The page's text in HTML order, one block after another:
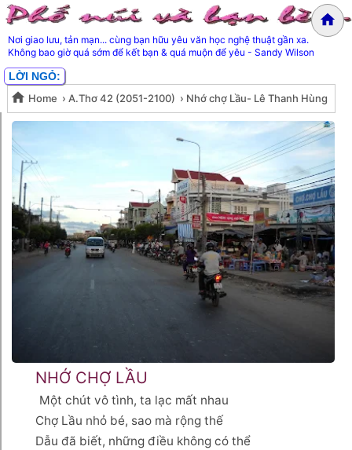
Nơi giao lưu, tản mạn... cùng bạn hữu yêu văn học nghệ thuật gần xa.
Không bao giờ quá sớm để kết bạn & quá muộn để yêu - Sandy Wilson
LỜI NGỎ:
Home › A.Thơ 42 (2051-2100) › Nhớ chợ Lầu- Lê Thanh Hùng
Nhớ chợ Lầu- Lê Thanh Hùng
NHỚ CHỢ LẦU
Một chút vô tình, ta lạc mất nhau
Chợ Lầu nhỏ bé, sao mà rộng thế
Dẫu đã biết, những điều không có thể